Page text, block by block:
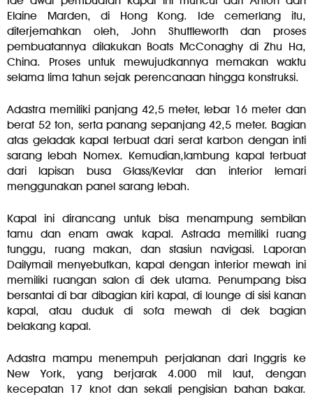
Elaine Marden, di Hong Kong. Ide cemerlang itu,
diterjemahkan oleh, John Shuttleworth dan proses
pembuatannya dilakukan Boats McConaghy di Zhu Ha,
China. Proses untuk mewujudkannya memakan waktu
selama lima tahun sejak perencanaan hingga konstruksi.
Adastra memiliki panjang 42,5 meter, lebar 16 meter dan
berat 52 ton, serta panang sepanjang 42,5 meter. Bagian
atas geladak kapal terbuat dari serat karbon dengan inti
sarang lebah Nomex. Kemudian,lambung kapal terbuat
dari lapisan busa Glass/Kevlar dan interior lemari
menggunakan panel sarang lebah.
Kapal ini dirancang untuk bisa menampung sembilan
tamu dan enam awak kapal. Astrada memiliki ruang
tunggu, ruang makan, dan stasiun navigasi. Laporan
Dailymail menyebutkan, kapal dengan interior mewah ini
memiliki ruangan salon di dek utama. Penumpang bisa
bersantai di bar dibagian kiri kapal, di lounge di sisi kanan
kapal, atau duduk di sofa mewah di dek bagian
belakang kapal.
Adastra mampu menempuh perjalanan dari Inggris ke
New York, yang berjarak 4.000 mil laut, dengan
kecepatan 17 knot dan sekali pengisian bahan bakar.